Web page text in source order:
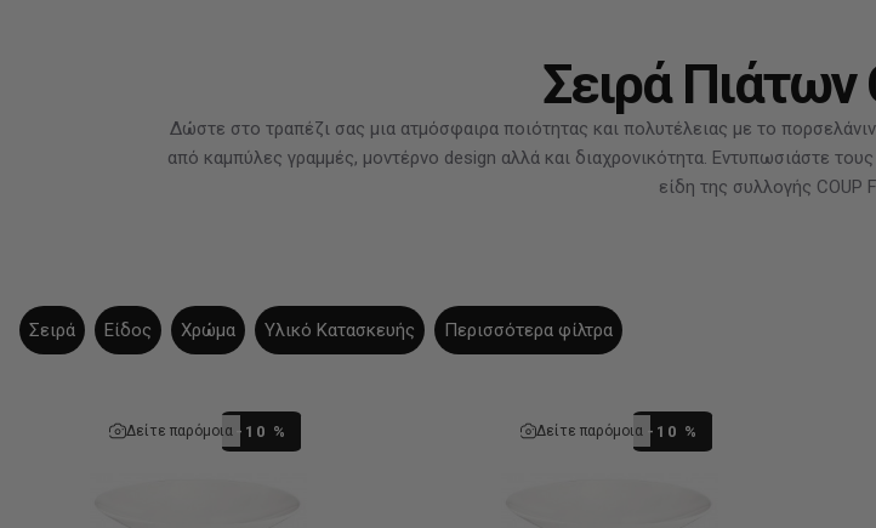
Σειρά Πιάτων
Δώστε στο τραπέζι σας μια ατμόσφαιρα ποιότητας και πολυτέλειας με το
από καμπύλες γραμμές, μοντέρνο design αλλά και διαχρονικότητα. Εντυπωσιάστε
είδη της συλλογής COUP
Σειρά Είδος Χρώμα Υλικό Κατασκευής Περισσότερα φίλτρα
-10 %
Δείτε παρόμοια -10 %
Δείτε παρόμοια